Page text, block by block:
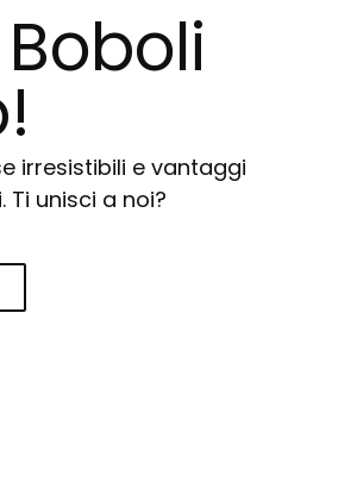
irresistibili e vantaggi
unisci a noi?